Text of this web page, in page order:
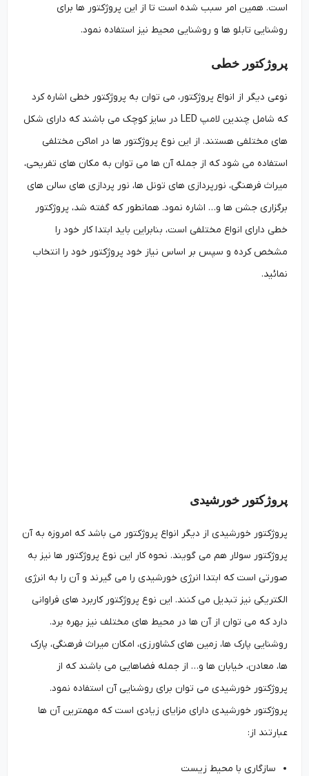
است. همین امر سبب شده است تا از این پروژکتور ها برای
روشنایی تابلو ها و روشنایی محیط نیز استفاده نمود.
پروژکتور خطی
نوعی دیگر از انواع پروژکتور، می توان به پروژکتور خطی اشاره کرد
که شامل چندین لامپ LED در سایز کوچک می باشند که دارای شکل
های مختلفی هستند. از این نوع پروژکتور ها در اماکن مختلفی
استفاده می شود که از جمله آن ها می توان به مکان های تفریحی،
میراث فرهنگی، نورپردازی های تونل ها، نور پردازی های سالن های
برگزاری جشن ها و… اشاره نمود. همانطور که گفته شد، پروژکتور
خطی دارای انواع مختلفی است، بنابراین باید ابتدا کار خود را
مشخص کرده و سپس بر اساس نیاز خود پروژکتور خود را انتخاب
نمائید.
پروژکتور خورشیدی
پروژکتور خورشیدی از دیگر انواع پروژکتور می باشد که امروزه به آن
پروژکتور سولار هم می گویند. نحوه کار این نوع پروژکتور ها نیز به
صورتی است که ابتدا انرژی خورشیدی را می گیرند و آن را به انرژی
الکتریکی نیز تبدیل می کنند. این نوع پروژکتور کاربرد های فراوانی
دارد که می توان از آن ها در محیط های مختلف نیز بهره برد.
روشنایی پارک ها، زمین های کشاورزی، امکان میراث فرهنگی، پارک
ها، معادن، خیابان ها و… از جمله فضاهایی می باشند که از
پروژکتور خورشیدی می توان برای روشنایی آن استفاده نمود.
پروژکتور خورشیدی دارای مزایای زیادی است که مهمترین آن ها
عبارتند از:
سازگاری با محیط زیست